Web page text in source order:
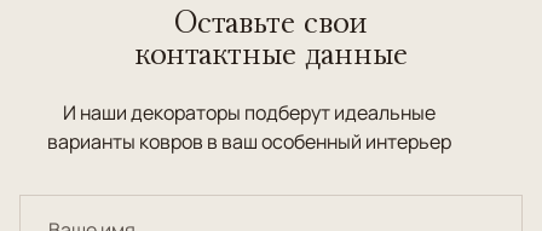
Оставьте свои
контактные данные
И наши декораторы подберут идеальные
варианты ковров в ваш особенный интерьер